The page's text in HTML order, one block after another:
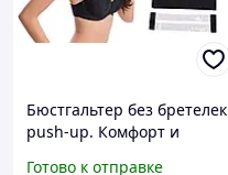
Бюстгальтер без бретелек
push-up. Комфорт и
Готово к отправке